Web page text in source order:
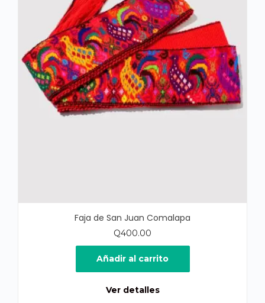
Faja de San Juan Comalapa
Q400.00
Añadir al carrito
Ver detalles